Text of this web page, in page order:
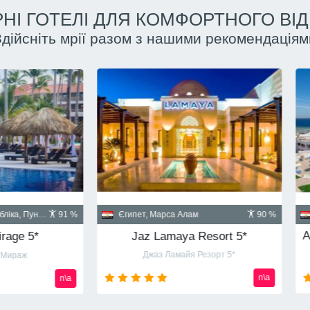
ГОТЕЛІ ДЛЯ КОМФОРТНОГО
мрії разом з нашими
90 %
Шарм-эль-Шейх
Albatros Palace Resort Sharm El Sheikh 5* (ex Cyrene Grand Hotel & Spa 5*)
Montazah Ras Nasrani Bay
от720usd
Куба, Гавана
Santa Isabel 5*